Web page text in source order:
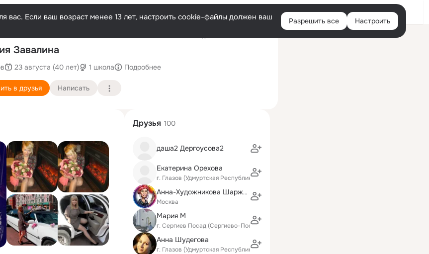
Войти
Если ваш возраст менее 13 лет, настроить cookie-файлы должен ваш
Разрешить все Настроить
Завалина
23 августа (40 лет) 1 школа Подробнее
в друзья Написать
Друзья 100
даша2 Дергоусова2
Екатерина Oрехова
г. Глазов (Удмуртская Республика)
Анна-Художникова Шаржи-Портреты-Слепки
Москва
Мария М
г. Сергиев Посад (Сергиево-Посадский район)
Анна Шудегова
г. Глазов (Удмуртская Республика)